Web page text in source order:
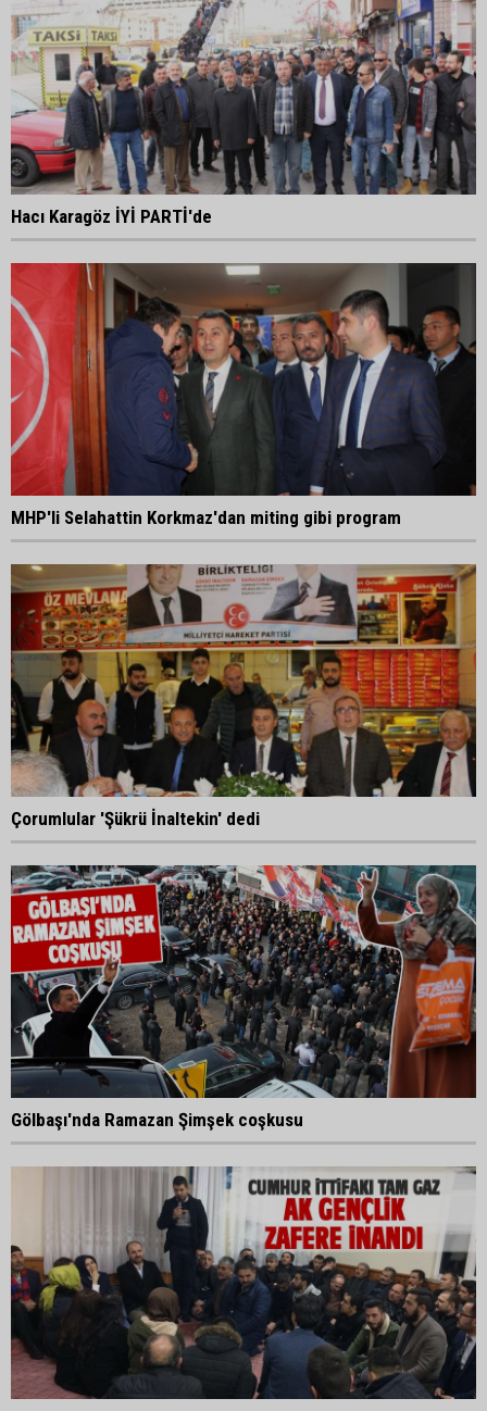
Hacı Karagöz İYİ PARTİ'de
MHP'li Selahattin Korkmaz'dan miting gibi program
Çorumlular 'Şükrü İnaltekin' dedi
Gölbaşı'nda Ramazan Şimşek coşkusu